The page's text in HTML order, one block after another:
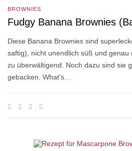
BROWNIES
Fudgy Banana Brownies
Diese Banana Brownies sind
saftig), nicht unendlich süß und genau
zu überwältigend. Noch dazu sind sie
gebacken. What’s…